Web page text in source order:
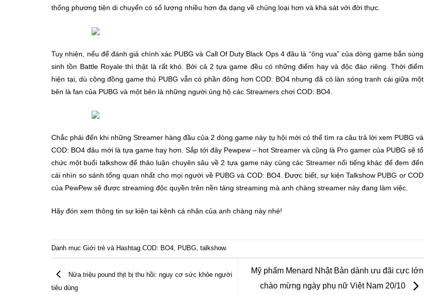
thống phương tiện di chuyển có số lượng nhiều hơn đa dạng về chủng loại hơn và khá sát với đời thực.
Tuy nhiên, nếu để đánh giá chính xác PUBG và Call Of Duty Black Ops 4 đâu là “ông vua” của dòng game bắn súng
sinh tồn Battle Royale thì thật là rất khó. Bởi cả 2 tựa game đều có những điểm hay và độc đáo riêng. Thời điểm
hiện tại, dù cộng đồng game thủ PUBG vẫn có phần đông hơn COD: BO4 nhưng đã có làn sóng tranh cái giữa một
bên là fan của PUBG và một bên là những người ủng hộ các Streamers chơi COD: BO4.
Chắc phải đến khi những Streamer hàng đầu của 2 dòng game này tụ hội mới có thể tìm ra câu trả lời xem PUBG và
COD: BO4 đâu mới là tựa game hay hơn. Sắp tới đây Pewpew – hot Streamer và cũng là Pro gamer của PUBG sẽ tổ
chức một buổi talkshow để thảo luận chuyên sâu về 2 tựa game này cùng các Streamer nổi tiếng khác để đem đến
cái nhìn so sánh tổng quan nhất cho mọi người về PUBG và COD: BO4. Được biết, sự kiện Talkshow PUBG or COD
của PewPew sẽ được streaming độc quyền trên nền tảng streaming mà anh chàng streamer này đang làm việc.
Hãy đón xem thông tin sự kiện tại kênh cá nhân của anh chàng này nhé!
Danh mục Giới trẻ và Hashtag COD: BO4, PUBG, talkshow.
Nửa triệu pound thịt bị thu hồi: nguy cơ sức khỏe người
tiêu dùng
Mỹ phẩm Menard Nhật Bản dành ưu đãi cực lớn
chào mừng ngày phụ nữ Việt Nam 20/10